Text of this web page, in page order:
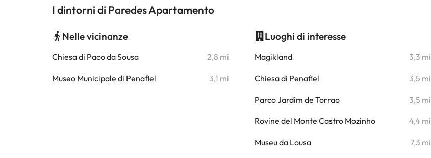
I dintorni di Paredes Apartamento
Nelle vicinanze
Chiesa di Paco da Sousa 2,8 mi
Museo Municipale di Penafiel 3,1 mi
Luoghi di interesse
Magikland 3,3 mi
Chiesa di Penafiel 3,5 mi
Parco Jardim de Torrao 3,5 mi
Rovine del Monte Castro Mozinho 4,4 mi
Museu da Lousa 7,3 mi